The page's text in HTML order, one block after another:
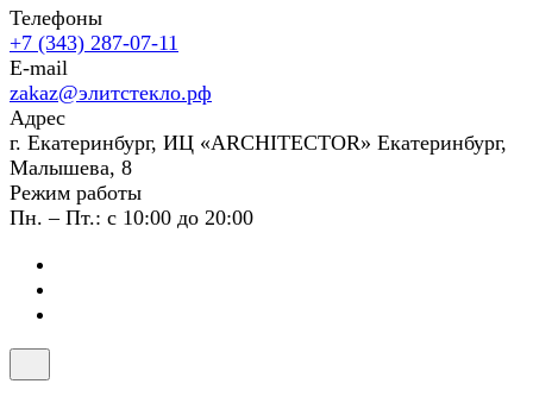
Телефоны
+7 (343) 287-07-11
E-mail
zakaz@элитстекло.рф
Адрес
г. Екатеринбург, ИЦ «ARCHITECTOR» Екатеринбург,
Малышева, 8
Режим работы
Пн. – Пт.: с 10:00 до 20:00